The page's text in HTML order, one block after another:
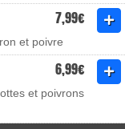
7,99€
et poivre
6,99€
et poivrons